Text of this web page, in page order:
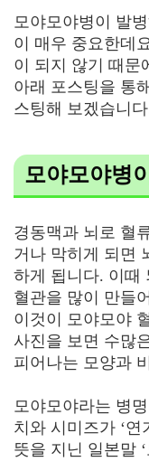
모야모야병이 발
이 매우 중요한데
이 되지 않기 때문
아래 포스팅을 통
스팅해 보겠습니
모야모야병
경동맥과 뇌로 혈
거나 막히게 되면
하게 됩니다. 이때
혈관을 많이 만들
이것이 모야모야
사진을 보면 수많
피어나는 모양과
모야모야라는 병
치와 시미즈가 ‘연
뜻을 지닌 일본말